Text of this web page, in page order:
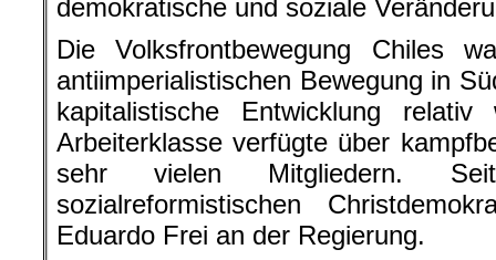
demokratische und soziale
Die Volksfrontbewegung Chiles
antiimperialistischen Bewegung in
kapitalistische Entwicklung
Arbeiterklasse verfügte über
sehr vielen Mitgliedern.
sozialreformistischen
Eduardo Frei an der Regierung.